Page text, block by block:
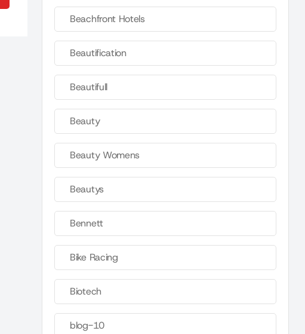
Beachfront Hotels
Beautification
Beautifull
Beauty
Beauty Womens
Beautys
Bennett
Bike Racing
Biotech
blog-10